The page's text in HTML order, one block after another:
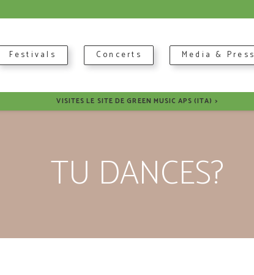
Festivals Concerts Media & Press
VISITES LE SITE DE GREEN MUSIC APS (ITA) >
TU DANCES?